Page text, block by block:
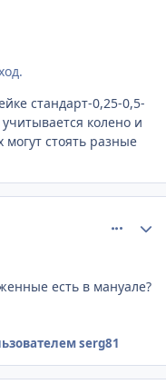
стандарт-0,25-0,5-
колено и
стоять разные
есть в мануале?
serg81